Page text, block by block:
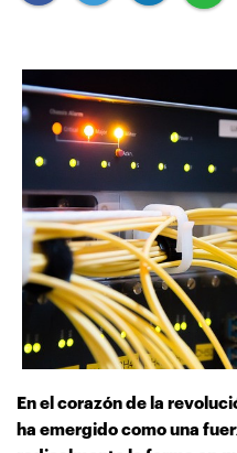
En el corazón de la
ha emergido como una